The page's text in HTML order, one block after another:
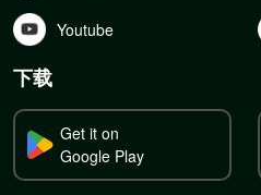
Youtube
下载
Get it on
Google Play